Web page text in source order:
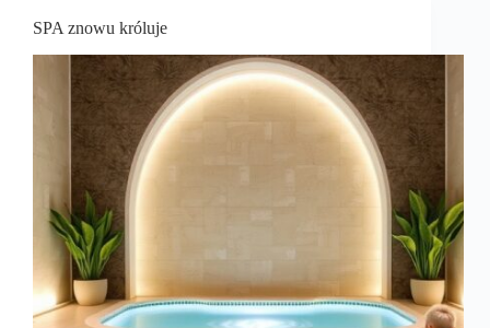
SPA znowu króluje